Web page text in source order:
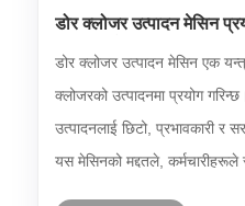
डोर क्लोजर उत्पादन मेसिन
डोर क्लोजर उत्पादन मेसिन एक
क्लोजरको उत्पादनमा प्रयोग
उत्पादनलाई छिटो, प्रभावकारी र
यस मेसिनको मद्दतले,